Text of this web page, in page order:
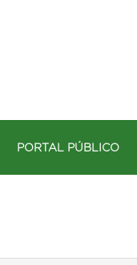
PORTAL PÚBLICO